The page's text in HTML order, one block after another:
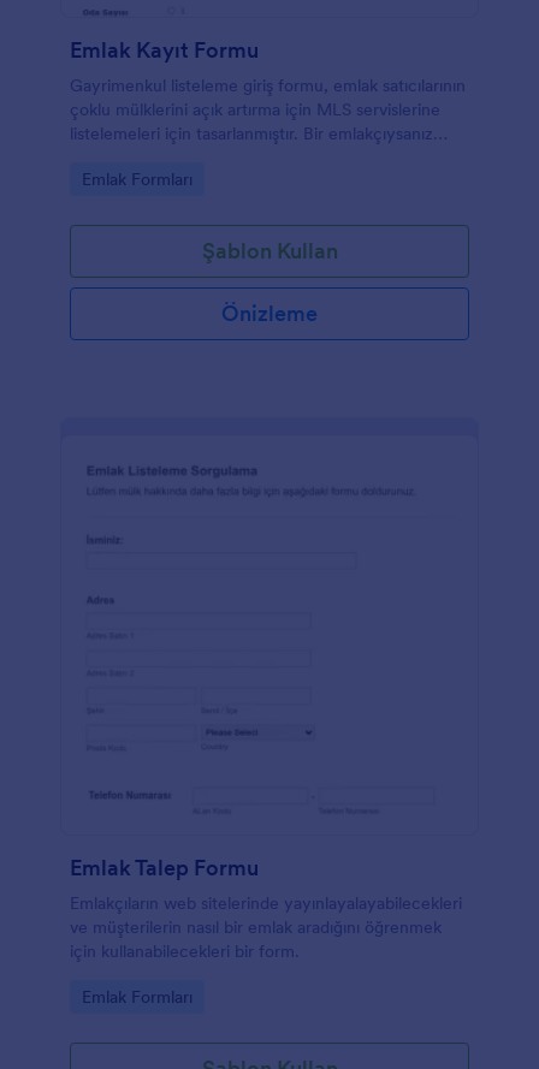
Emlak Kayıt Formu
Gayrimenkul listeleme giriş formu, emlak satıcılarının
çoklu mülklerini açık artırma için MLS servislerine
listelemeleri için tasarlanmıştır. Bir emlakçıysanız
giriş formu, satıcılardan gayrimenkullerin
masaüstü, akıllı telefonlar veya tabletler gibi herhangi
bir cihazı kullanarak bu MLS formunu kolayca
doldurabilir ve mülk bilgileri, tasarım ve yapım ve
satıcının bilgileri gibi sorular sorabilir. Bu emlak girişi
formunu kullanın ve daha fazla satıcı çekmek için
Go to Category:
Emlak Formları
Şablon Kullan
Önizleme
Emlak Talep Formu
Emlakçıların web sitelerinde yayınlayalayabilecekleri
ve müşterilerin nasıl bir emlak aradığını öğrenmek
için kullanabilecekleri bir form.
Go to Category:
Emlak Formları